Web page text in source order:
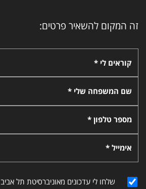
זה המקום להשאיר פרטים:
קוראים לי *
שם המשפחה שלי *
מספר טלפון *
אימייל *
שלחו לי עדכונים מאוניברסיטת תל אביב